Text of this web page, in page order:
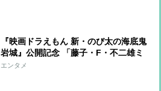
『映画ドラえもん 新・のび太の海底鬼
岩城』公開記念 「藤子・F・不二雄ミ
ュージアム」で原作まんがの世界に触
エンタメ